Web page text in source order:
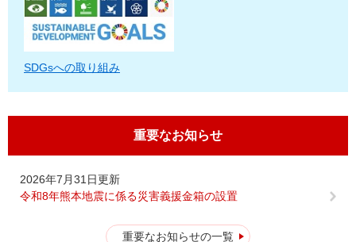
SDGsへの取り組み
重要なお知らせ
2026年7月31日更新
令和8年熊本地震に係る災害義援金箱の設置
重要なお知らせの一覧